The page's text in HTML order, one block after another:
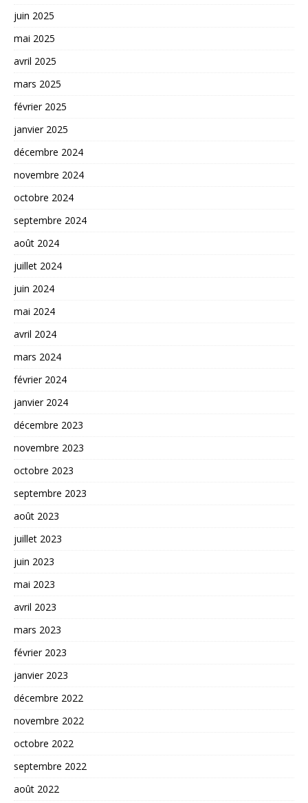
juin 2025
mai 2025
avril 2025
mars 2025
février 2025
janvier 2025
décembre 2024
novembre 2024
octobre 2024
septembre 2024
août 2024
juillet 2024
juin 2024
mai 2024
avril 2024
mars 2024
février 2024
janvier 2024
décembre 2023
novembre 2023
octobre 2023
septembre 2023
août 2023
juillet 2023
juin 2023
mai 2023
avril 2023
mars 2023
février 2023
janvier 2023
décembre 2022
novembre 2022
octobre 2022
septembre 2022
août 2022